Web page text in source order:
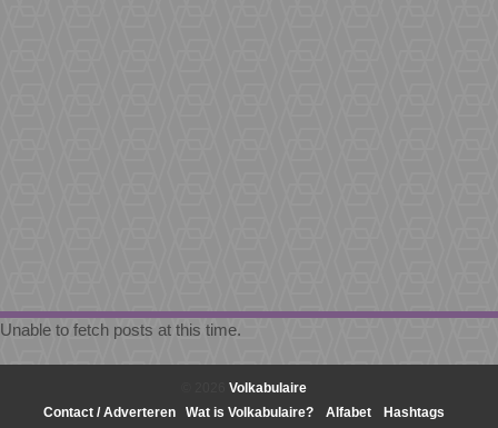
Unable to fetch posts at this time.
Volkabulaire
Contact / Adverteren
Wat is Volkabulaire? Alfabet Hashtags